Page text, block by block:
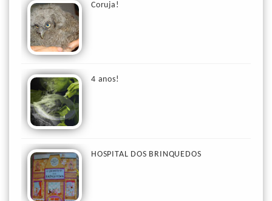
Coruja!
4 anos!
HOSPITAL DOS BRINQUEDOS